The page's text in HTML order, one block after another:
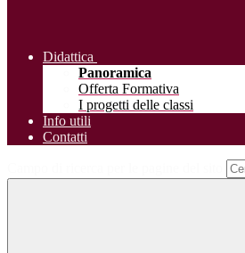
Didattica
Panoramica
Offerta Formativa
I progetti delle classi
Info utili
Contatti